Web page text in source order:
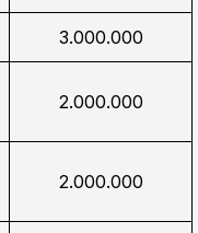
3.000.000
2.000.000
2.000.000